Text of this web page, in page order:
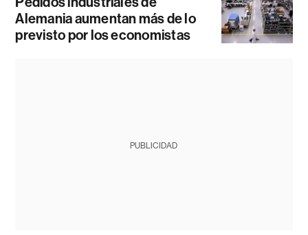
Alemania aumentan más de lo
previsto por los economistas
PUBLICIDAD